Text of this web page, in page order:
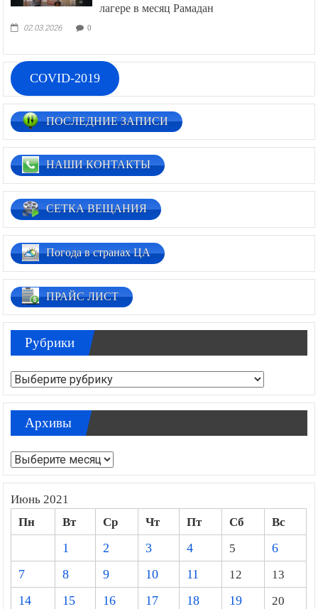
лагере в месяц Рамадан
02.03.2026 0
COVID-2019
ПОСЛЕДНИЕ ЗАПИСИ
НАШИ КОНТАКТЫ
СЕТКА ВЕЩАНИЯ
Погода в странах ЦА
ПРАЙС ЛИСТ
Рубрики
Рубрики
Архивы
Архивы
Июнь 2021
Пн Вт Ср Чт Пт Сб
Вс
1
2 3 4 5
6
7
8 9 10 11 12
13
14
15 16 17 18 19
20